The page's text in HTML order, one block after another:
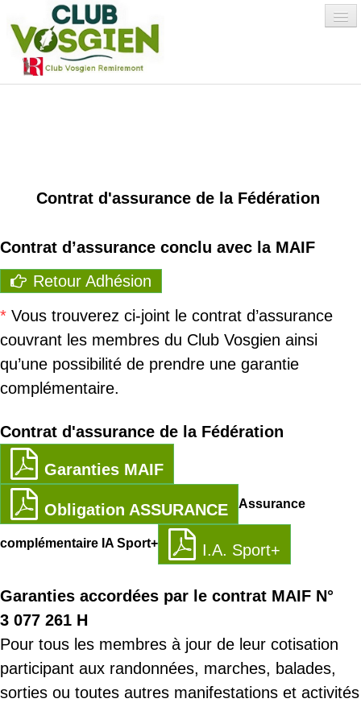
Activités▼
Albums Photos
Adhésion/Avantages▼
Contrat d'assurance de la Fédération
Contrat d’assurance conclu avec la MAIF
Retour Adhésion
* Vous trouverez ci-joint le contrat d’assurance
couvrant les membres du Club Vosgien ainsi
qu’une possibilité de prendre une garantie
complémentaire.
Contrat d'assurance de la Fédération
Garanties MAIF
Obligation ASSURANCE Assurance
complémentaire IA Sport+ I.A. Sport+
Garanties accordées par le contrat MAIF N°
3 077 261 H
Pour tous les membres à jour de leur cotisation
participant aux randonnées, marches, balades,
sorties ou toutes autres manifestations et activités